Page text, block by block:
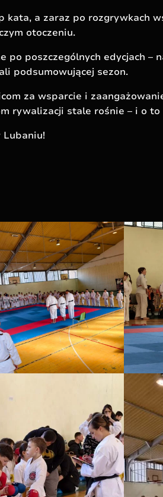
kata, a zaraz po rozgrywkach
otoczeniu.
poszczególnych edycjach –
podsumowującej sezon.
za wsparcie i
rywalizacji stale rośnie – i o to
Lubaniu!